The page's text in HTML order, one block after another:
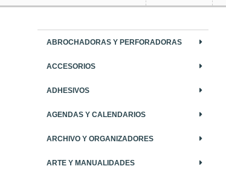
ABROCHADORAS Y PERFORADORAS
ACCESORIOS
ADHESIVOS
AGENDAS Y CALENDARIOS
ARCHIVO Y ORGANIZADORES
ARTE Y MANUALIDADES